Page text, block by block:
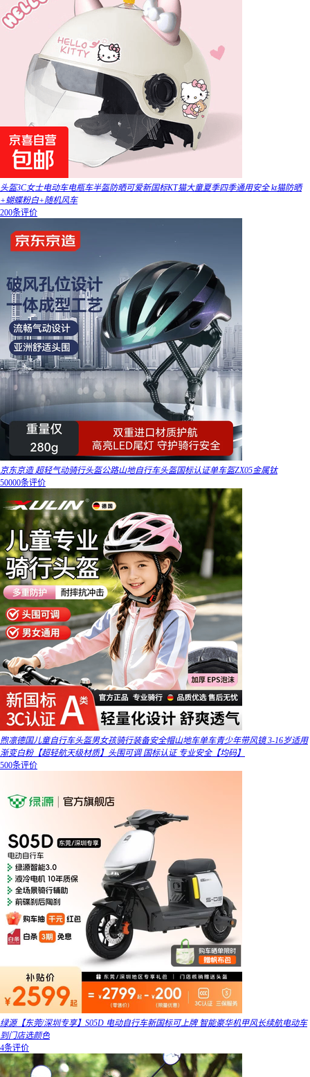
头盔3C女士电动车电瓶车半盔防晒可爱新国标KT猫大童夏季四季通用安全 kt猫防晒
+蝴蝶粉白+随机风车
200条评价
京东京造 超轻气动骑行头盔公路山地自行车头盔国标认证单车盔ZX05金属钛
50000条评价
煦凛德国儿童自行车头盔男女孩骑行装备安全帽山地车单车青少年带风镜 3-16岁适用
渐变白粉【超轻航天级材质】头围可调 国标认证 专业安全【均码】
500条评价
绿源【东莞/深圳专享】S05D 电动自行车新国标可上牌 智能豪华机甲风长续航电动车
到门店选颜色
4条评价